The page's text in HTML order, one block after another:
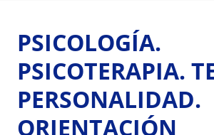
PSICOLOGÍA.
PSICOTERAPIA.
PERSONALIDAD.
ORIENTACIÓN